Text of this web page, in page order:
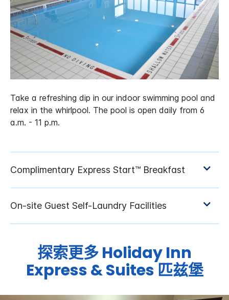
Take a refreshing dip in our indoor swimming pool and
relax in the whirlpool. The pool is open daily from 6
a.m. - 11 p.m.
探索更多Holiday Inn
Express & Suites 匹兹堡